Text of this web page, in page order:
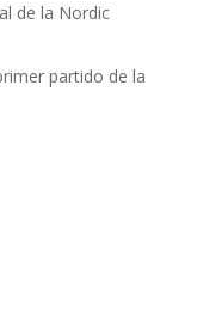
de la Nordic
partido de la